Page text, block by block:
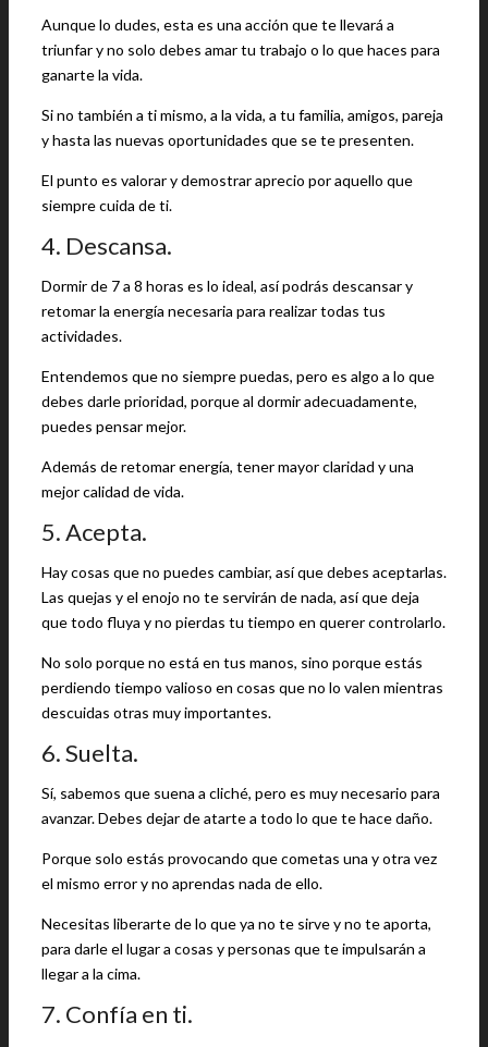
Aunque lo dudes, esta es una acción que te llevará a
triunfar y no solo debes amar tu trabajo o lo que haces para
ganarte la vida.
Si no también a ti mismo, a la vida, a tu familia, amigos, pareja
y hasta las nuevas oportunidades que se te presenten.
El punto es valorar y demostrar aprecio por aquello que
siempre cuida de ti.
4. Descansa.
Dormir de 7 a 8 horas es lo ideal, así podrás descansar y
retomar la energía necesaria para realizar todas tus
actividades.
Entendemos que no siempre puedas, pero es algo a lo que
debes darle prioridad, porque al dormir adecuadamente,
puedes pensar mejor.
Además de retomar energía, tener mayor claridad y una
mejor calidad de vida.
5. Acepta.
Hay cosas que no puedes cambiar, así que debes aceptarlas.
Las quejas y el enojo no te servirán de nada, así que deja
que todo fluya y no pierdas tu tiempo en querer controlarlo.
No solo porque no está en tus manos, sino porque estás
perdiendo tiempo valioso en cosas que no lo valen mientras
descuidas otras muy importantes.
6. Suelta.
Sí, sabemos que suena a cliché, pero es muy necesario para
avanzar. Debes dejar de atarte a todo lo que te hace daño.
Porque solo estás provocando que cometas una y otra vez
el mismo error y no aprendas nada de ello.
Necesitas liberarte de lo que ya no te sirve y no te aporta,
para darle el lugar a cosas y personas que te impulsarán a
llegar a la cima.
7. Confía en ti.